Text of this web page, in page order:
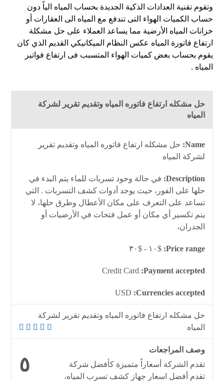
وتقوم تقنية العدادات الذكية الجديدة بحساب المياه الياً دون
حساب الكميات الهواء التى تندفع مع المياه الى العقارات أو
خزانات المياه الأرضية مما يساعد العملاء على حل مشكلة
ارتفاع فاتورة المياه عكس النظام الميكانيكي القديم الذي كان
يقوم بحساب بعض كميات الهواء المتسبب فى ارتفاع فواتير
المياه .
حل مشكله ارتفاع فاتوره المياه وتقديم تقرير لشركة
المياه
Name: حل مشكله ارتفاع فاتوره المياه وتقديم تقرير
لشركة المياه
Description: في حالة وجود تسربات للماء يتم البدء في
حلها على الفور، حيث يوجد أدوات كشف التسربات . التي
تساعد على التعرف على مكان الأعطال وطرق حلها، لا
يتم تكسير أي مكان أو عمل فتحات في الأرضيات أو
الجدران،
Price range: $١٠ - $٣٠
Payment accepted:
Currencies accepted:
حل مشكله ارتفاع فاتوره المياه وتقديم تقرير لشركة
المياه
٥
وصف المراجعات
تقدم الشركة أسعاراً متميزة كأفضل شركة
تقدم أفضل اسعار جهاز كشف تسرب المياه،